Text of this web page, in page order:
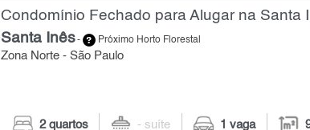
Condomínio Fechado para Alugar na Santa
Santa Inês- Próximo Horto Florestal
Zona Norte - São Paulo
2 quartos - suíte 1 vaga